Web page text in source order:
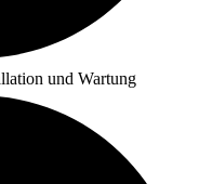
und Wartung